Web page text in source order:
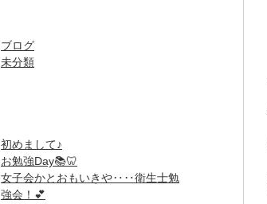
ブログ
未分類
初めまして♪
お勉強Day📚🦷
女子会かとおもいきや‥‥衛生士勉
強会！💕